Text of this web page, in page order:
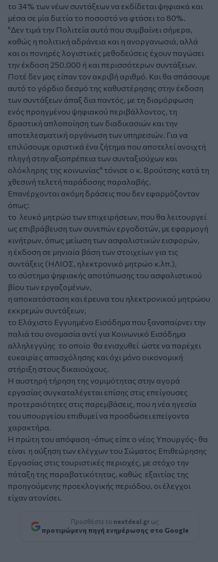
το 34% των νέων συντάξεων να εκδίδεται ψηφιακά και
μέσα σε μία διετία το ποσοστό να φτάσει το 80%.
"Δεν τιμά την Πολιτεία αυτό που συμβαίνει σήμερα,
καθώς η πολιτική αδράνεια και η ανοργανωσιά, αλλά
και οι πονηρές λογιστικές μεθοδεύσεις έχουν παγώσει
την έκδοση 250.000 ή και περισσότερων συντάξεων.
Ποτέ δεν μας είπαν τον ακριβή αριθμό. Και θα σπάσουμε
αυτό το γόρδιο δεσμό της καθυστέρησης στην έκδοση
των συντάξεων άπαξ δια παντός, με τη διαμόρφωση
ενός προηγμένου ψηφιακού περιβάλλοντος, τη
δραστική απλοποίηση των διαδικασιών και την
αποτελεσματική οργάνωση των υπηρεσιών. Για να
επιλύσουμε οριστικά ένα ζήτημα που αποτελεί ανοιχτή
πληγή στην αξιοπρέπεια των συνταξιούχων και
ολόκληρης της κοινωνίας" τόνισε ο κ. Βρούτσης κατά τη
χθεσινή τελετή παράδοσης παραλαβής.
Επανέρχονται ακόμη δράσεις που δεν εφαρμόζονταν
όπως:
το λευκό μητρώο των επιχειρήσεων, που θα λειτουργεί
ως επιβράβευση των συνεπών εργοδοτών, με εφαρμογή
κινήτρων, όπως μείωση των ασφαλιστικών εισφορών,
η έκδοση σε μηνιαία βάση των στοιχείων για τις
συντάξεις (ΗΛΙΟΣ, ηλεκτρονικό μητρώο κ.λπ.),
το σύστημα ψηφιακής αποτύπωσης του ασφαλιστικού
βίου των εργαζομένων,
η αποκατάσταση και έρευνα του ηλεκτρονικού μητρώου
εκκρεμών συντάξεων,
το Ελάχιστο Εγγυημένο Εισόδημα που ξαναπαίρνει την
παλιά του ονομασία αντί για Κοινωνικό Εισόδημα
αλληλεγγύης το οποίο θα ενισχυθεί ώστε να παρέχει
ευκαιρίες απασχόλησης και όχι μόνο οικονομική
στήριξη στους δικαιούχους.
Η αυστηρή τήρηση της νομιμότητας στην αγορά
εργασίας συγκαταλέγεται επίσης στις επείγουσες
προτεραιότητες στις παρεμβάσεις, που η νέα ηγεσία
του υπουργείου επιθυμεί να προσδώσει επείγοντα
χαρακτήρα.
Η πρώτη του απόφαση -όπως είπε ο νέος Υπουργός- θα
είναι η αύξηση των ελέγχων του Σώματος Επιθεώρησης
Εργασίας στις τουριστικές περιοχές, με στόχο την
πάταξη της παραβατικότητας, καθώς εξαιτίας της
προηγούμενης προεκλογικής περιόδου, οι έλεγχοι
είχαν ατονίσει.
Προσθέστε το nextdeal.gr ως
προτιμώμενη πηγή ενημέρωσης στο Google